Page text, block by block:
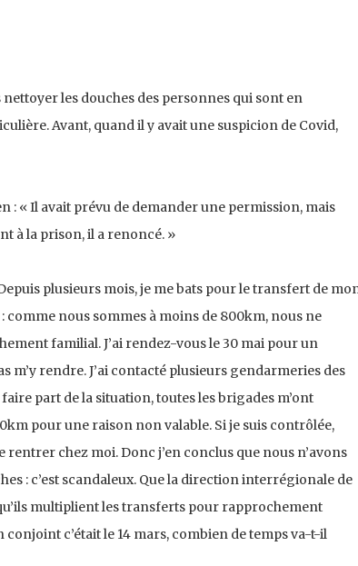
nettoyer les douches des personnes qui sont en
Avant, quand il y avait une suspicion de Covid,
: « Il avait prévu de demander une permission, mais
à la prison, il a renoncé. »
plusieurs mois, je me bats pour le transfert de
comme nous sommes à moins de 800km, nous ne
familial. J’ai rendez-vous le 30 mai pour un
rendre. J’ai contacté plusieurs gendarmeries des
part de la situation, toutes les brigades m’ont
pour une raison non valable. Si je suis contrôlée,
rentrer chez moi. Donc j’en conclus que nous n’avons
: c’est scandaleux. Que la direction interrégionale de
multiplient les transferts pour rapprochement
c’était le 14 mars, combien de temps va-t-il